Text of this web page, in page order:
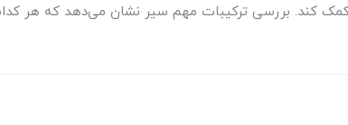
کمک کند. بررسی ترکیبات مهم سیر نشان می‌دهد که هر